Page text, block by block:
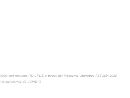
con recursos REACT UE, a través del Programa Operativo FSE 2014-2020
pandemia de COVID-19